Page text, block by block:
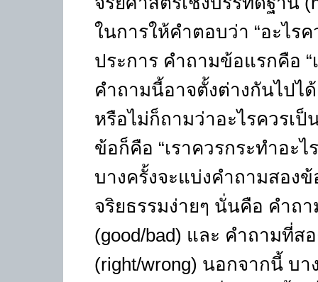
ในการให้คำตอบว่า “อะไร
ประการ คำถามข้อแรกคือ “
คำถามนี้อาจตั้งต่างกันไปไ
หรือไม่ก็ถามว่าอะไรควรเ
ข้อก็คือ “เราควรกระทำอะไ
บางครั้งจะแบ่งคำถามสอง
จริยธรรมง่ายๆ นั่นคือ คำถา
(good/bad) และ คำถามที่ส
(right/wrong) นอกจากนี้ บ